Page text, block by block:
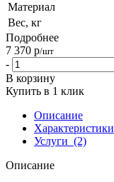
Материал
Вес, кг
Подробнее
7 370 р/шт
-
В корзину
Купить в 1 клик
Описание
Характеристики
Услуги (2)
Описание